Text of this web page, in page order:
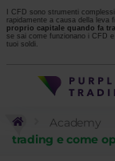
I CFD sono strumenti
rapidamente a causa della leva
proprio capitale quando fa
se sai come funzionano i CFD
tuoi soldi.
Academy
trading e come